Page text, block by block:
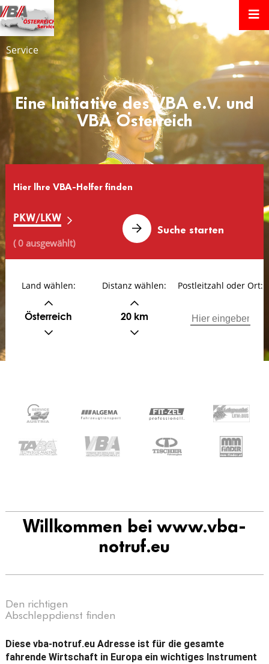
Service
Eine Initiative des VBA e.V. und
VBA Österreich
Hier lhre VBA-Helfer finden
PKW/LKW
( 0 ausgewählt)
Land wählen:
Österreich
Distanz wählen:
20 km
Postleitzahl oder Ort:
Willkommen bei www.vba-
notruf.eu
Den richtigen
Abschleppdienst finden
Diese vba-notruf.eu Adresse ist für die gesamte
fahrende Wirtschaft in Europa ein wichtiges Instrument